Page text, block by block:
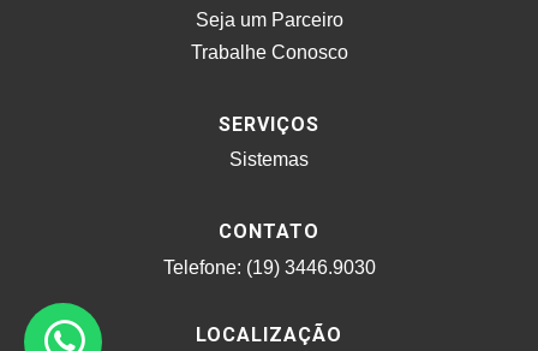
Seja um Parceiro
Trabalhe Conosco
SERVIÇOS
Sistemas
CONTATO
Telefone: (19) 3446.9030
LOCALIZAÇÃO